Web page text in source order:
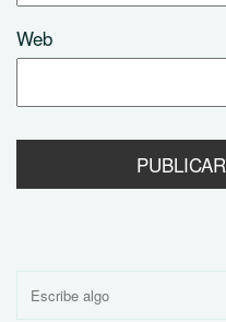
Web
Buscar